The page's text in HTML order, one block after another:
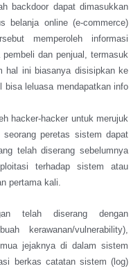
backdoor dapat dimasukkan
belanja online (e-commerce)
memperoleh informasi
dan penjual, termasuk
hal ini biasanya disisipkan ke
bisa leluasa mendapatkan info
hacker-hacker untuk merujuk
peretas sistem dapat
telah diserang sebelumnya
terhadap sistem atau
pertama kali.
telah diserang dengan
kerawanan/vulnerability),
jejaknya di dalam sistem
berkas catatan sistem (log)